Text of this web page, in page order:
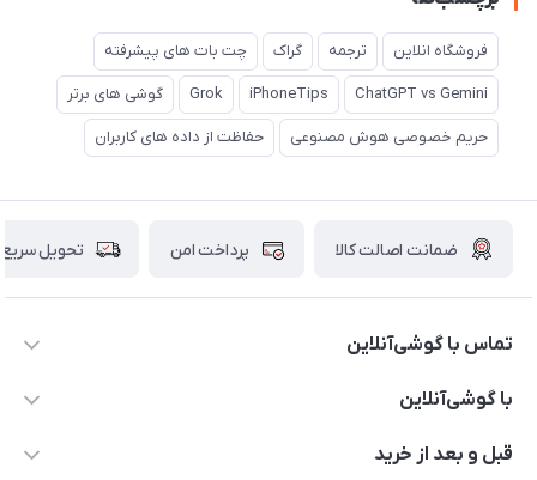
فروشگاه انلاین ترجمه گراک چت بات های پیشرفته
ChatGPT vs Gemini
iPhoneTips
Grok گوشی های برتر
حریم خصوصی هوش مصنوعی حفاظت از داده های کاربران
ضمانت اصالت کالا پرداخت امن تحویل سریع
تماس با گوشی‌آنلاین
۰۲۱91001221
با گوشی‌آنلاین
درباره ما
قبل و بعد از خرید